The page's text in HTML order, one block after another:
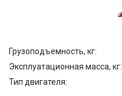
Грузоподъемность, кг:
Эксплуатационная масса, кг:
Тип двигателя: